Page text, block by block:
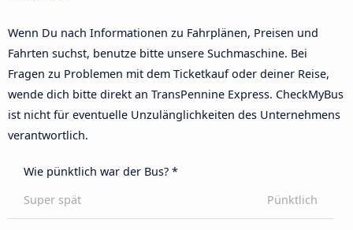
Wenn Du nach Informationen zu Fahrplänen, Preisen und
Fahrten suchst, benutze bitte unsere Suchmaschine. Bei
Fragen zu Problemen mit dem Ticketkauf oder deiner Reise,
wende dich bitte direkt an TransPennine Express. CheckMyBus
ist nicht für eventuelle Unzulänglichkeiten des Unternehmens
verantwortlich.
Wie pünktlich war der Bus? *
Super spät
Pünktlich